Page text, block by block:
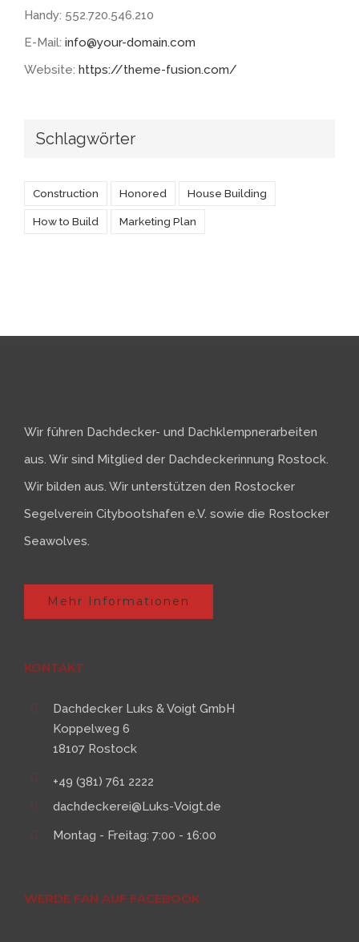
Handy: 552.720.546.210
E-Mail: info@your-domain.com
Website: https://theme-fusion.com/
Schlagwörter
Construction Honored House Building
How to Build Marketing Plan
Wir führen Dachdecker- und Dachklempnerarbeiten
aus. Wir sind Mitglied der Dachdeckerinnung Rostock.
Wir bilden aus. Wir unterstützen den Rostocker
Segelverein Citybootshafen e.V. sowie die Rostocker
Seawolves.
Mehr Informationen
KONTAKT
Dachdecker Luks & Voigt GmbH
Koppelweg 6
18107 Rostock
+49 (381) 761 2222
dachdeckerei@Luks-Voigt.de
Montag - Freitag: 7:00 - 16:00
WERDE FAN AUF FACEBOOK